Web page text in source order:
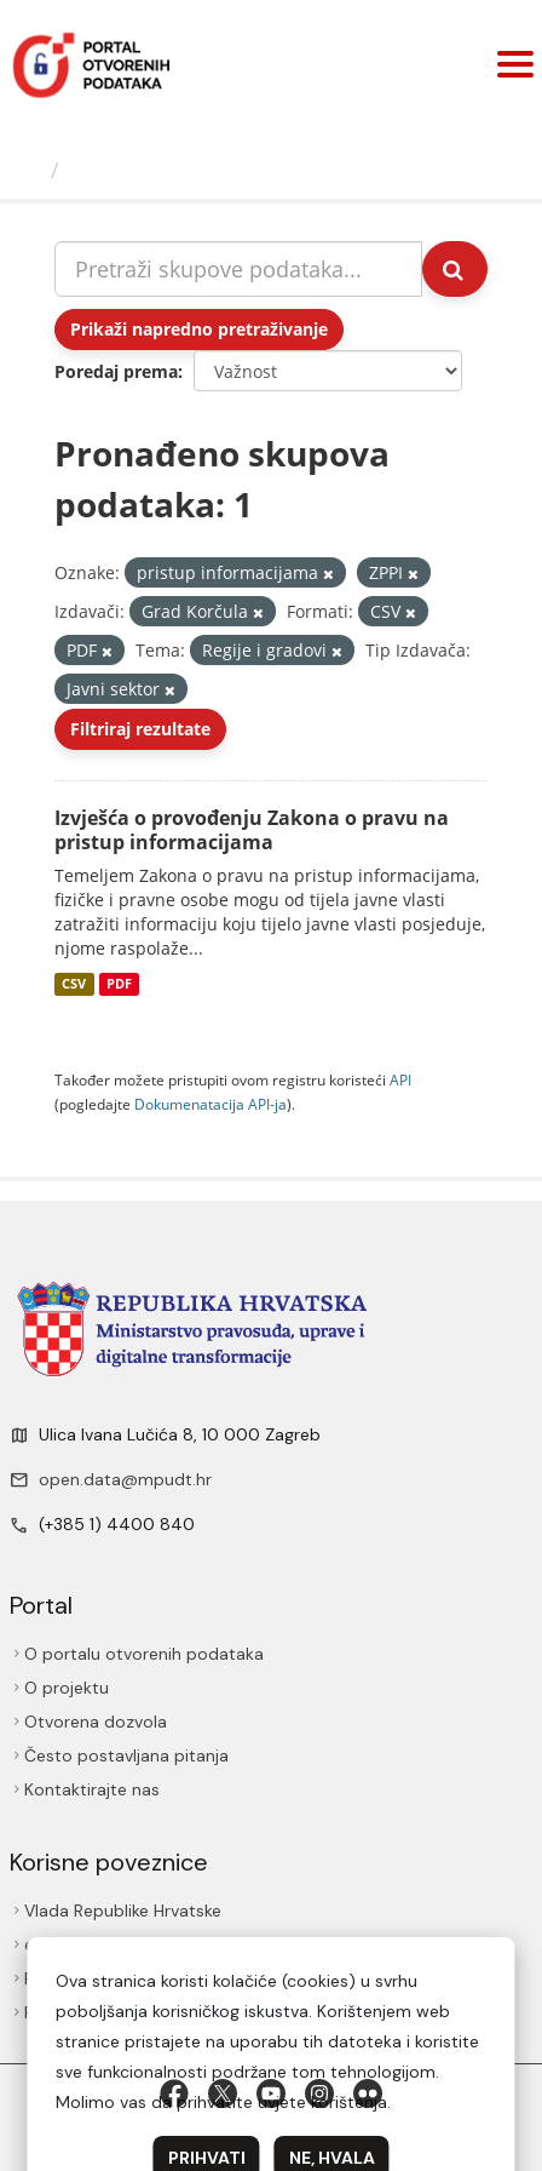
sadržaj
Prikaži napredno pretraživanje
Poredaj prema
Pronađeno skupova
podataka: 1
Oznake: pristup informacijama
ZPPI
Izdavači:
Grad Korčula Formati:
CSV
PDF
Tema: Regije i gradovi
Tip Izdavača:
Javni sektor
Filtriraj rezultate
Izvješća o provođenju Zakona o pravu na
pristup informacijama
Temeljem Zakona o pravu na pristup informacijama,
fizičke i pravne osobe mogu od tijela javne vlasti
zatražiti informaciju koju tijelo javne vlasti posjeduje,
njome raspolaže...
CSV PDF
Također možete pristupiti ovom registru koristeći API
(pogledajte Dokumenаtаcijа API-jа).